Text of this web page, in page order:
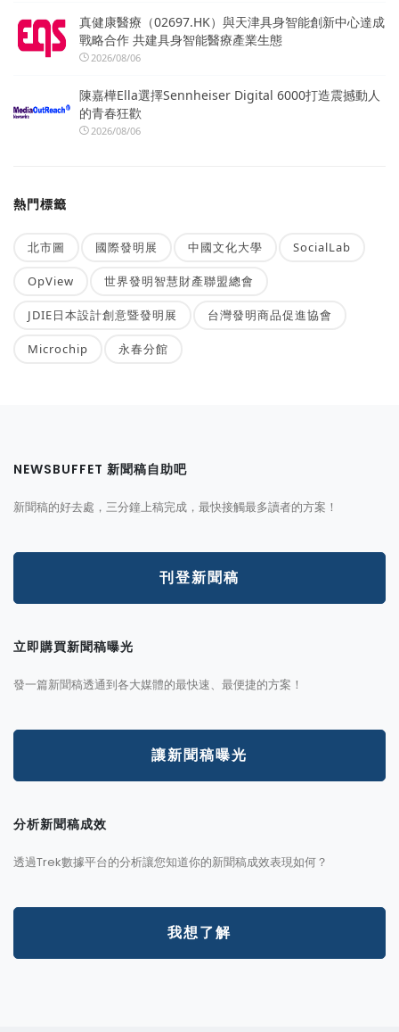
真健康醫療（02697.HK）與天津具身智能創新中心達成
戰略合作 共建具身智能醫療產業生態
2026/08/06
陳嘉樺Ella選擇Sennheiser Digital 6000打造震撼動人
的青春狂歡
2026/08/06
熱門標籤
北市圖 國際發明展 中國文化大學 SocialLab
OpView 世界發明智慧財產聯盟總會
JDIE日本設計創意暨發明展 台灣發明商品促進協會
Microchip 永春分館
NEWSBUFFET 新聞稿自助吧
新聞稿的好去處，三分鐘上稿完成，最快接觸最多讀者的方案！
刊登新聞稿
立即購買新聞稿曝光
發一篇新聞稿透通到各大媒體的最快速、最便捷的方案！
讓新聞稿曝光
分析新聞稿成效
透過Trek數據平台的分析讓您知道你的新聞稿成效表現如何？
我想了解